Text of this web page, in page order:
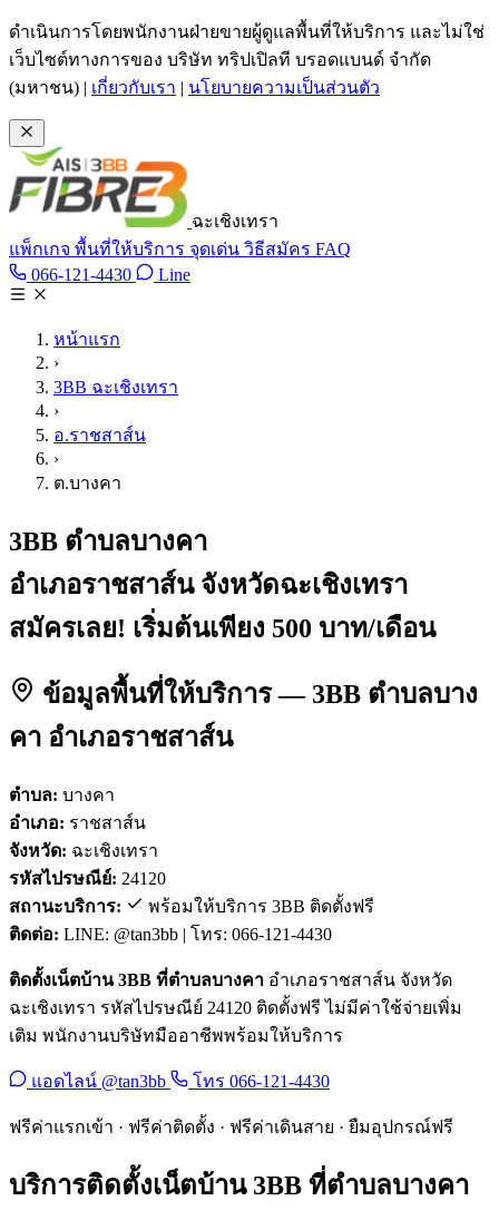
ข้ามไปเนื้อหาหลัก
ดำเนินการโดยพนักงานฝ่ายขายผู้ดูแลพื้นที่ให้บริการ และไม่ใช่
เว็บไซต์ทางการของ บริษัท ทริปเปิลที บรอดแบนด์ จำกัด
(มหาชน) | เกี่ยวกับเรา | นโยบายความเป็นส่วนตัว
ฉะเชิงเทรา
แพ็กเกจ พื้นที่ให้บริการ จุดเด่น วิธีสมัคร FAQ
066-121-4430 โทร 066-121-4430
LineLine @tan3bb
หน้าแรก
›
3BB ฉะเชิงเทรา
›
อ.ราชสาส์น
›
ต.บางคา
3BB ตำบลบางคา
อำเภอราชสาส์น จังหวัดฉะเชิงเทรา
สมัครเลย! เริ่มต้นเพียง 500 บาท/เดือน
ข้อมูลพื้นที่ให้บริการ — 3BB ตำบลบาง
คา อำเภอราชสาส์น
ตำบล: บางคา
อำเภอ: ราชสาส์น
จังหวัด: ฉะเชิงเทรา
รหัสไปรษณีย์: 24120
สถานะบริการ:
พร้อมให้บริการ 3BB ติดตั้งฟรี
ติดต่อ: LINE: @tan3bb | โทร: 066-121-4430
ติดตั้งเน็ตบ้าน 3BB ที่ตำบลบางคา อำเภอราชสาส์น จังหวัด
ฉะเชิงเทรา รหัสไปรษณีย์ 24120 ติดตั้งฟรี ไม่มีค่าใช้จ่ายเพิ่ม
เติม พนักงานบริษัทมืออาชีพพร้อมให้บริการ
แอดไลน์ @tan3bb โทร 066-121-4430
ฟรีค่าแรกเข้า · ฟรีค่าติดตั้ง · ฟรีค่าเดินสาย · ยืมอุปกรณ์ฟรี
บริการติดตั้งเน็ตบ้าน 3BB ที่ตำบลบางคา